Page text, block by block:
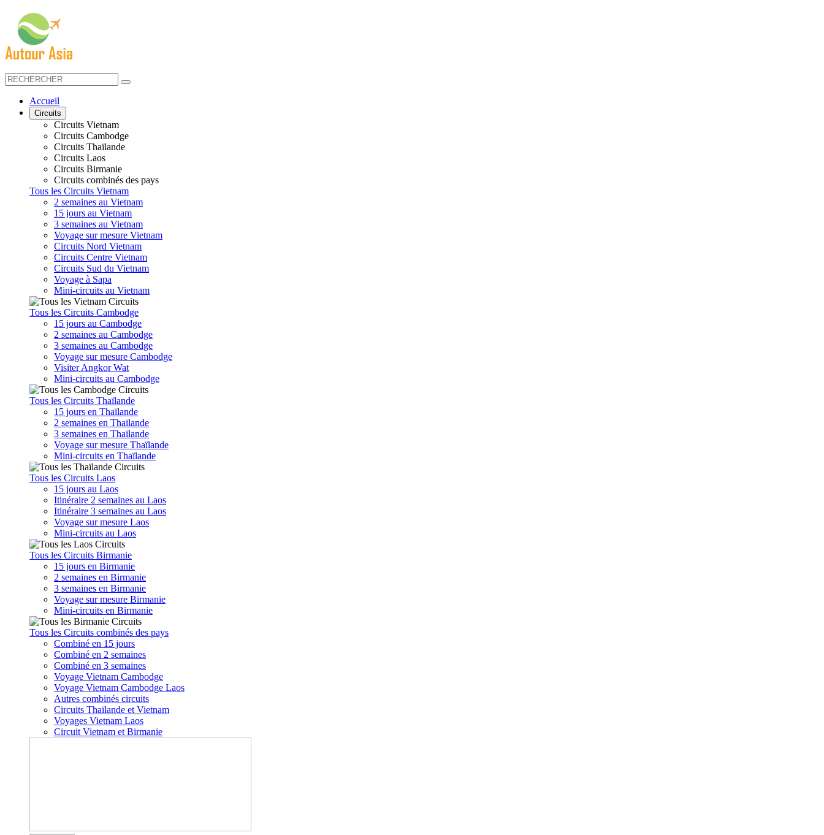
Accueil
Circuits
Circuits Vietnam
Circuits Cambodge
Circuits Thaïlande
Circuits Laos
Circuits Birmanie
Circuits combinés des pays
Tous les Circuits Vietnam
2 semaines au Vietnam
15 jours au Vietnam
3 semaines au Vietnam
Voyage sur mesure Vietnam
Circuits Nord Vietnam
Circuits Centre Vietnam
Circuits Sud du Vietnam
Voyage à Sapa
Mini-circuits au Vietnam
Tous les Circuits Cambodge
15 jours au Cambodge
2 semaines au Cambodge
3 semaines au Cambodge
Voyage sur mesure Cambodge
Visiter Angkor Wat
Mini-circuits au Cambodge
Tous les Circuits Thaïlande
15 jours en Thaïlande
2 semaines en Thaïlande
3 semaines en Thaïlande
Voyage sur mesure Thaïlande
Mini-circuits en Thaïlande
Tous les Circuits Laos
15 jours au Laos
Itinéraire 2 semaines au Laos
Itinéraire 3 semaines au Laos
Voyage sur mesure Laos
Mini-circuits au Laos
Tous les Circuits Birmanie
15 jours en Birmanie
2 semaines en Birmanie
3 semaines en Birmanie
Voyage sur mesure Birmanie
Mini-circuits en Birmanie
Tous les Circuits combinés des pays
Combiné en 15 jours
Combiné en 2 semaines
Combiné en 3 semaines
Voyage Vietnam Cambodge
Voyage Vietnam Cambodge Laos
Autres combinés circuits
Circuits Thaïlande et Vietnam
Voyages Vietnam Laos
Circuit Vietnam et Birmanie